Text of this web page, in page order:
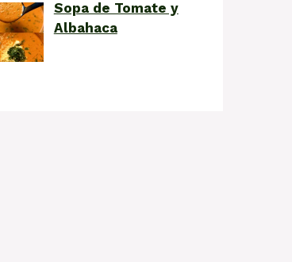
Sopa de Tomate y
Albahaca